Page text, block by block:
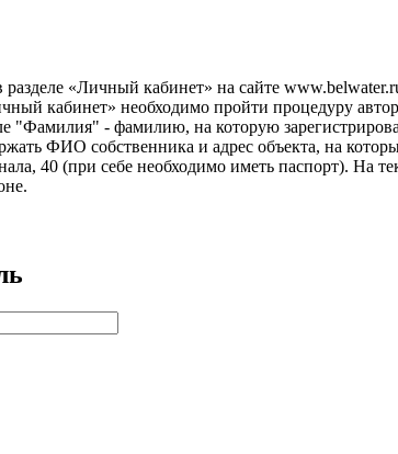
«Личный кабинет» на сайте
кабинет» необходимо пройти процедуру
"Фамилия" - фамилию, на которую
ФИО собственника и адрес объекта, на
40 (при себе необходимо иметь паспорт).